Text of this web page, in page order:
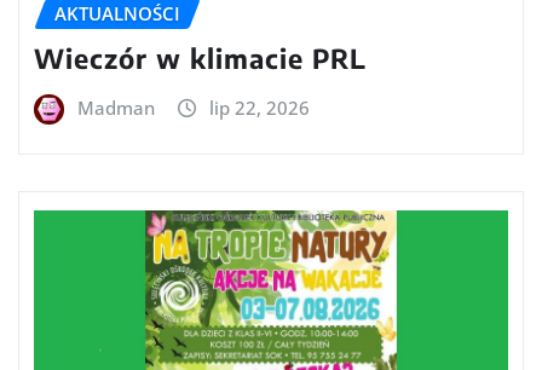
AKTUALNOŚCI
Wieczór w klimacie PRL
Madman lip 22, 2026